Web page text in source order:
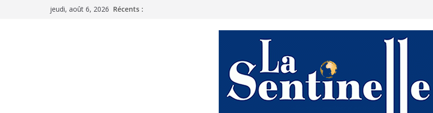
jeudi, août 6, 2026 Récents :